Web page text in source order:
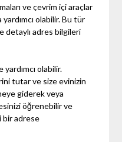
ve çevrim içi araçlar
olabilir. Bu tür
detaylı adres bilgileri
olabilir.
tutar ve size evinizin
giderek veya
öğrenebilir ve
bir adrese